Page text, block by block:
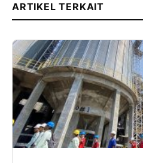
ARTIKEL TERKAIT